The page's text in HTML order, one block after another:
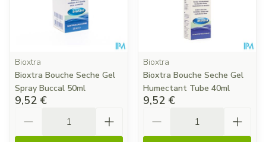
Bioxtra
Bioxtra Bouche Seche Gel
Spray Buccal 50ml
9,52 €
Bioxtra
Bioxtra Bouche Seche Gel
Humectant Tube 40ml
9,52 €